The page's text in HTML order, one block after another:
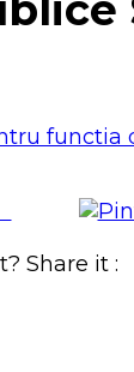
functia
Share it :